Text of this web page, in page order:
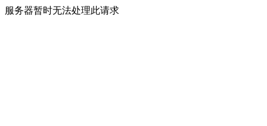
服务器暂时无法处理此请求